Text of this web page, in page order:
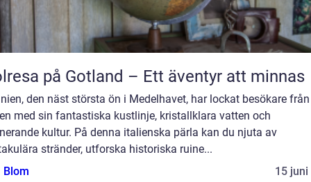
på Gotland – Ett äventyr att minnas
den näst största ön i Medelhavet, har lockat besökare
med sin fantastiska kustlinje, kristallklara vatten och
kultur. På denna italienska pärla kan du njuta av
stränder, utforska historiska ruine...
Blom
15 juni